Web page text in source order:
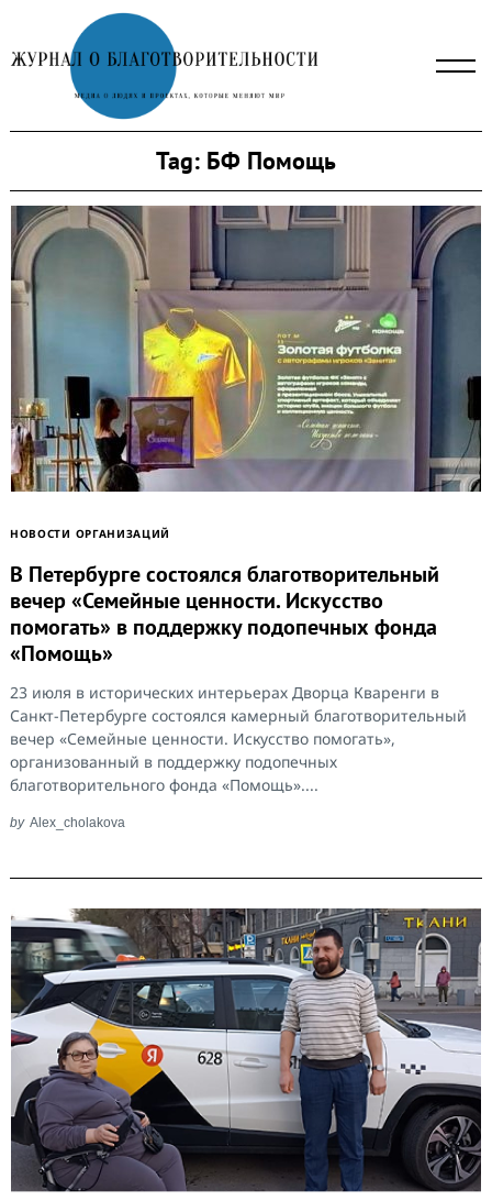
to
content
Tag: БФ Помощь
НОВОСТИ ОРГАНИЗАЦИЙ
В Петербурге состоялся благотворительный
вечер «Семейные ценности. Искусство
помогать» в поддержку подопечных фонда
«Помощь»
23 июля в исторических интерьерах Дворца Кваренги в
Санкт-Петербурге состоялся камерный благотворительный
вечер «Семейные ценности. Искусство помогать»,
организованный в поддержку подопечных
благотворительного фонда «Помощь»....
by Alex_cholakova
Search
for: